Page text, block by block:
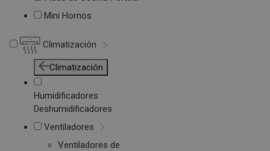
Mini Hornos
Climatización
Climatización
Humidificadores
Deshumidificadores
Ventiladores
Ventiladores de